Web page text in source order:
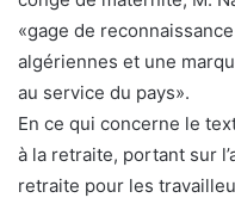
«gage de
algériennes et une
au service du pays».
En ce qui concerne le
à la retraite, portant sur
retraite pour les